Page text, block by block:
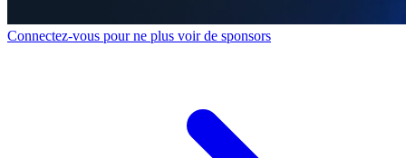
Connectez-vous pour ne plus voir de sponsors